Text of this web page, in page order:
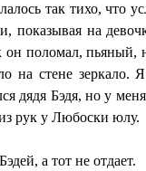
так тихо, что
показывая на
поломал, пьяный,
на стене зеркало.
дядя Бэдя, но у
рук у Любоски юлу.
Бэдей, а тот не отдает.